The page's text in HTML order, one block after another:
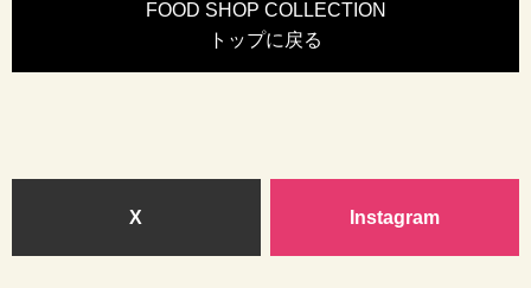
FOOD SHOP COLLECTION
トップに戻る
X Instagram